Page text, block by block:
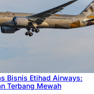
2024
Bisnis Etihad Airways:
Terbang Mewah